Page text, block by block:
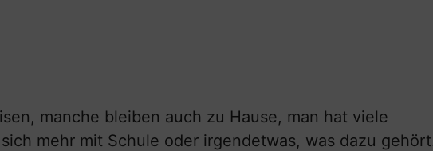
manche bleiben auch zu Hause, man hat viele
mehr mit Schule oder irgendetwas, was dazu